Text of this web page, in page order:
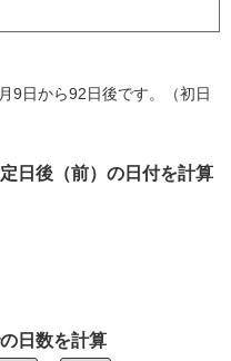
9日から92日後です。（初日
日後（前）の日付を計算
日数を計算